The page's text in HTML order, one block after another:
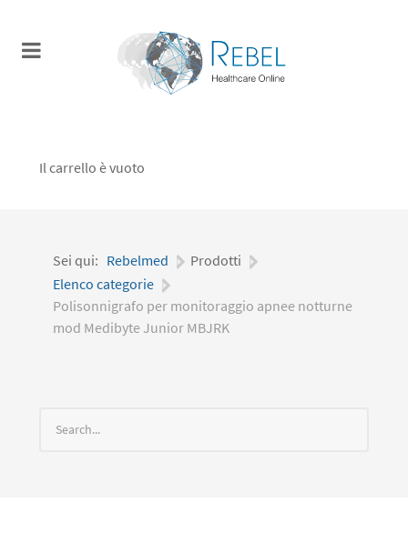
Il carrello è vuoto
Sei qui: Rebelmed | Prodotti |
Elenco categorie |
Polisonnigrafo per monitoraggio apnee notturne
mod Medibyte Junior MBJRK